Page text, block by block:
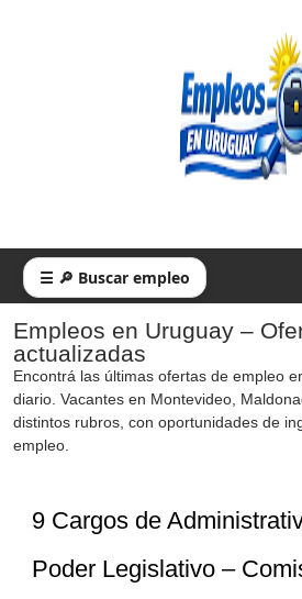
☰ 🔎 Buscar empleo
Empleos en Uruguay –
actualizadas
Encontrá las últimas ofertas de empleo
diario. Vacantes en Montevideo,
distintos rubros, con oportunidades de
empleo.
9 Cargos de
Poder Legislativo –